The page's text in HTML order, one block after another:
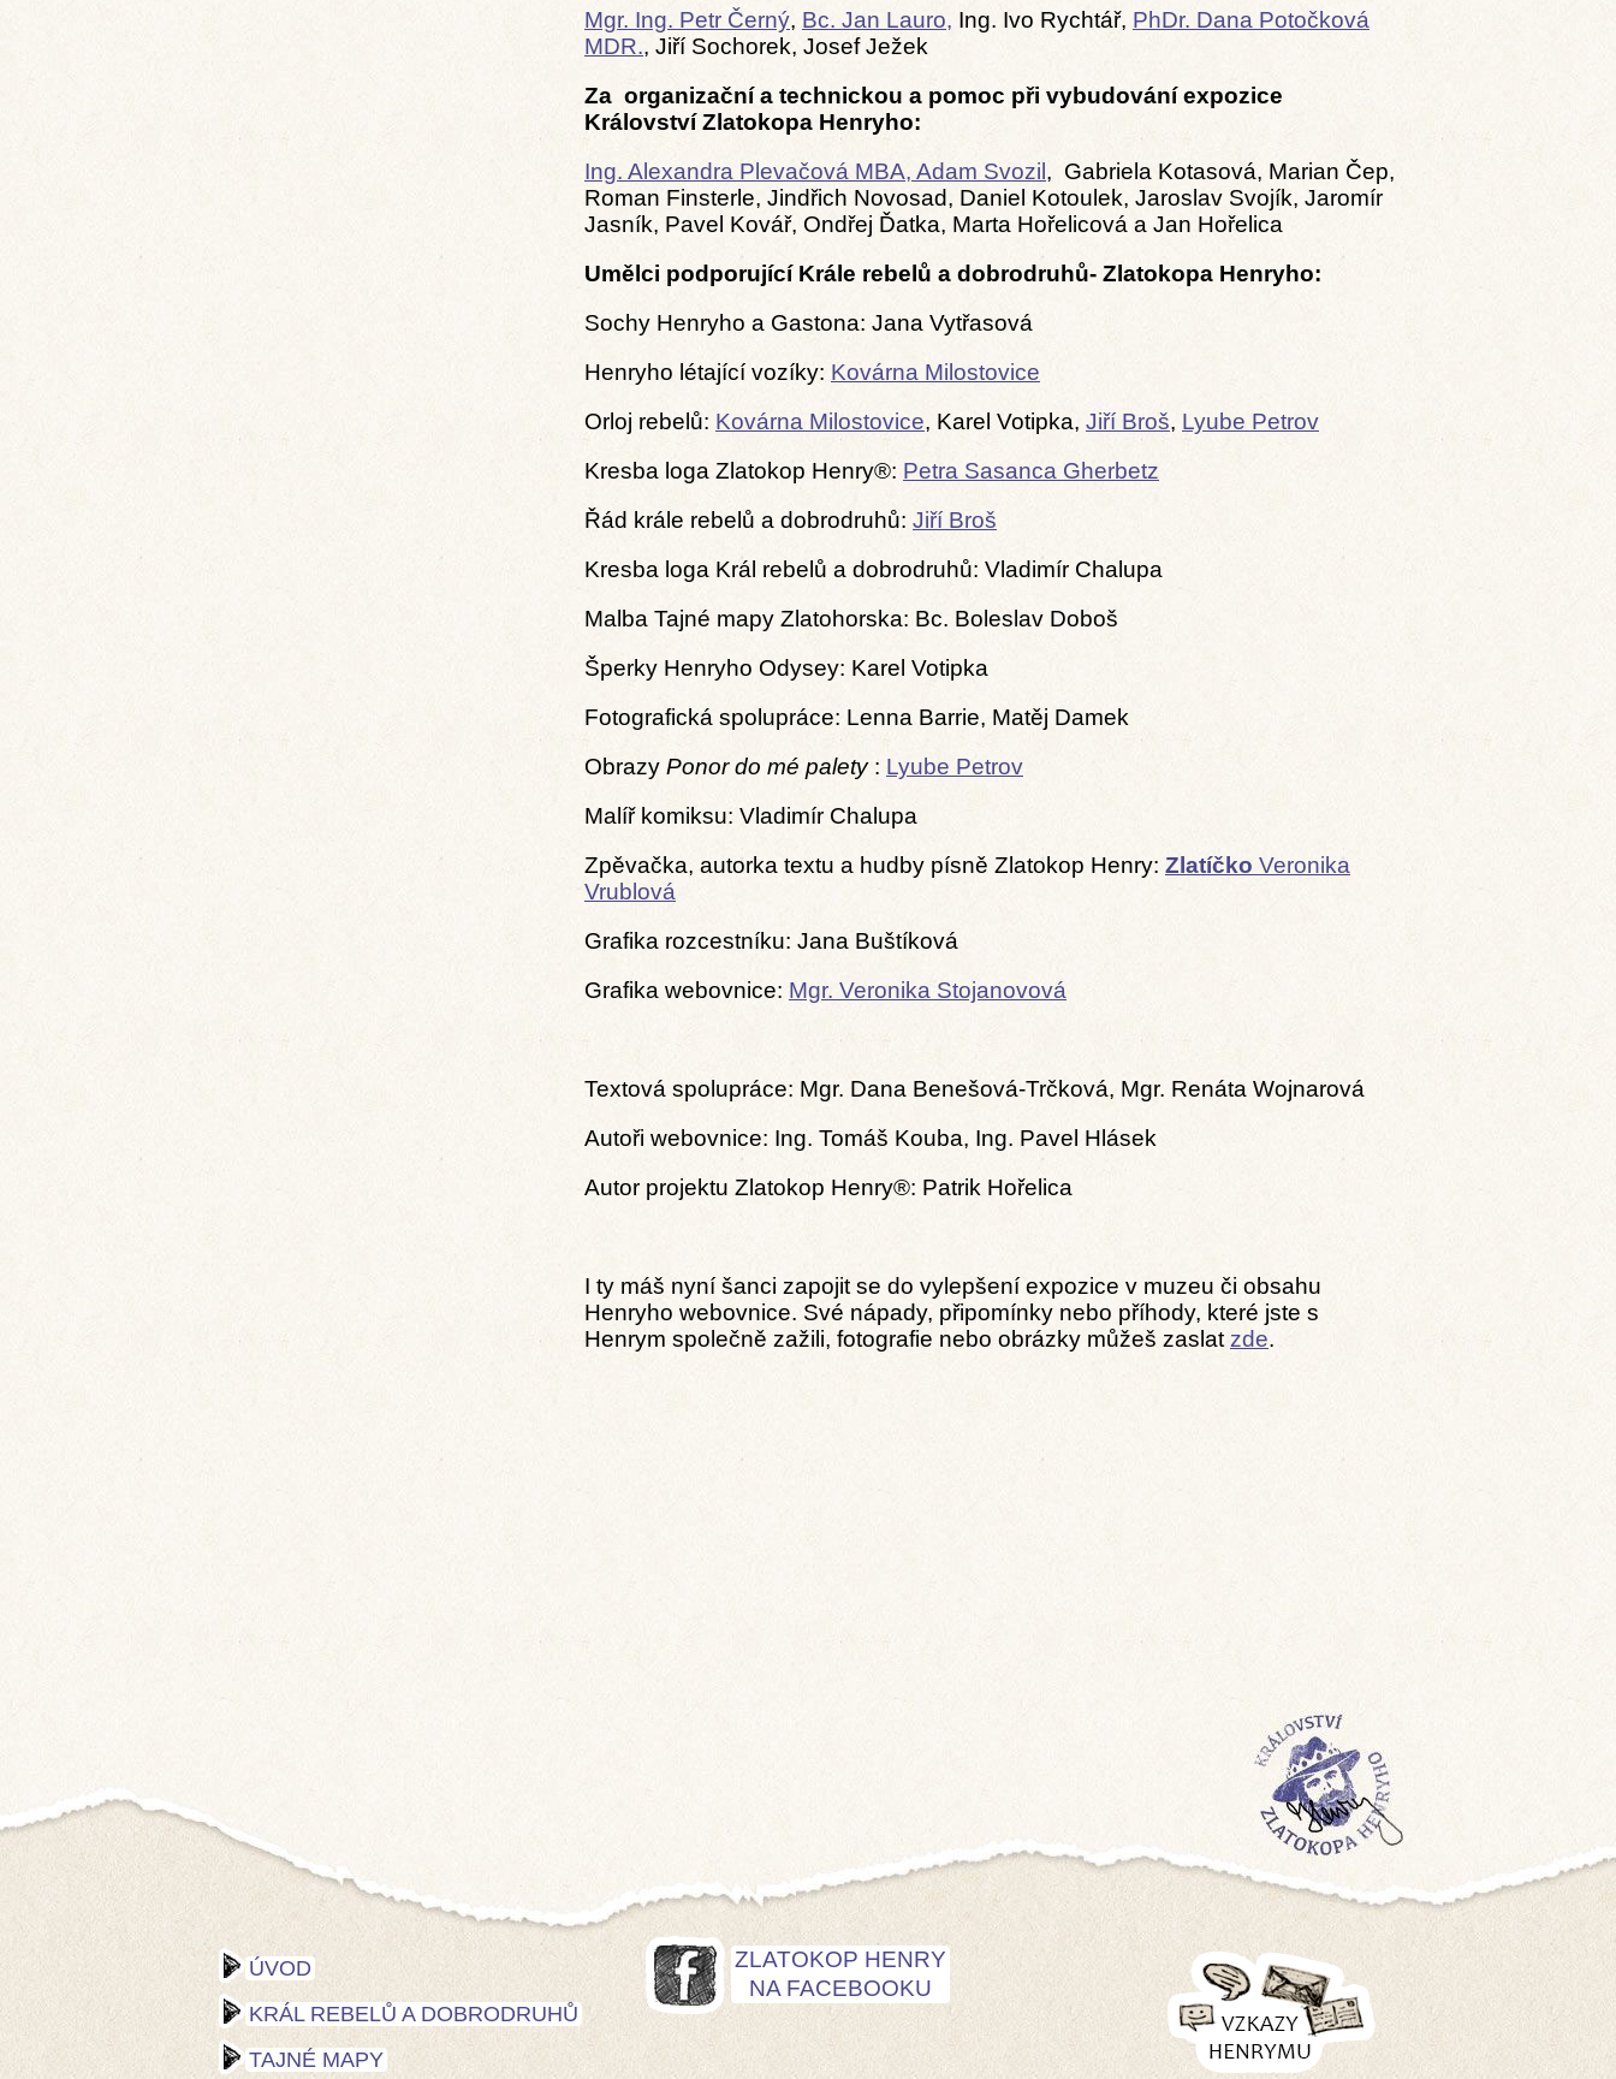
Mgr. Ing. Petr Černý, Bc. Jan Lauro, Ing. Ivo Rychtář, PhDr. Dana Potočková
MDR., Jiří Sochorek, Josef Ježek
Za organizační a technickou a pomoc při vybudování expozice
Království Zlatokopa Henryho:
Ing. Alexandra Plevačová MBA, Adam Svozil, Gabriela Kotasová, Marian Čep,
Roman Finsterle, Jindřich Novosad, Daniel Kotoulek, Jaroslav Svojík, Jaromír
Jasník, Pavel Kovář, Ondřej Ďatka, Marta Hořelicová a Jan Hořelica
Umělci podporující Krále rebelů a dobrodruhů- Zlatokopa Henryho:
Sochy Henryho a Gastona: Jana Vytřasová
Henryho létající vozíky: Kovárna Milostovice
Orloj rebelů: Kovárna Milostovice, Karel Votipka, Jiří Broš, Lyube Petrov
Kresba loga Zlatokop Henry®: Petra Sasanca Gherbetz
Řád krále rebelů a dobrodruhů: Jiří Broš
Kresba loga Král rebelů a dobrodruhů: Vladimír Chalupa
Malba Tajné mapy Zlatohorska: Bc. Boleslav Doboš
Šperky Henryho Odysey: Karel Votipka
Fotografická spolupráce: Lenna Barrie, Matěj Damek
Obrazy Ponor do mé palety : Lyube Petrov
Malíř komiksu: Vladimír Chalupa
Zpěvačka, autorka textu a hudby písně Zlatokop Henry: Zlatíčko Veronika
Vrublová
Grafika rozcestníku: Jana Buštíková
Grafika webovnice: Mgr. Veronika Stojanovová
Textová spolupráce: Mgr. Dana Benešová-Trčková, Mgr. Renáta Wojnarová
Autoři webovnice: Ing. Tomáš Kouba, Ing. Pavel Hlásek
Autor projektu Zlatokop Henry®: Patrik Hořelica
I ty máš nyní šanci zapojit se do vylepšení expozice v muzeu či obsahu
Henryho webovnice. Své nápady, připomínky nebo příhody, které jste s
Henrym společně zažili, fotografie nebo obrázky můžeš zaslat zde.
ÚVOD
KRÁL REBELŮ A DOBRODRUHŮ
TAJNÉ MAPY
ZLATOKOP HENRY
NA FACEBOOKU
Zanechat vzkaz